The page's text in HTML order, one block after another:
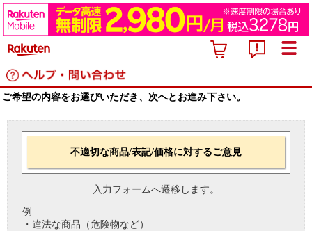
ご希望の内容をお選びいただき、次へとお進み下さい。
不適切な商品/表記/価格に対するご意見
入力フォームへ遷移します。
例
・違法な商品（危険物など）